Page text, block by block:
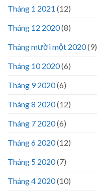
Tháng 1 2021 (12)
Tháng 12 2020(8)
Tháng mười một 2020(9)
Tháng 10 2020(6)
Tháng 9 2020(6)
Tháng 8 2020(12)
Tháng 7 2020(6)
Tháng 6 2020(12)
Tháng 5 2020(7)
Tháng 4 2020(10)